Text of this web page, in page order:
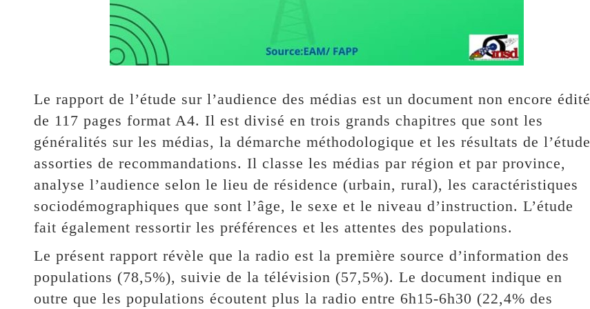
Le rapport de l’étude sur l’audience des médias est un document non encore édité
de 117 pages format A4. Il est divisé en trois grands chapitres que sont les
généralités sur les médias, la démarche méthodologique et les résultats de l’étude
assorties de recommandations. Il classe les médias par région et par province,
analyse l’audience selon le lieu de résidence (urbain, rural), les caractéristiques
sociodémographiques que sont l’âge, le sexe et le niveau d’instruction. L’étude
fait également ressortir les préférences et les attentes des populations.
Le présent rapport révèle que la radio est la première source d’information des
populations (78,5%), suivie de la télévision (57,5%). Le document indique en
outre que les populations écoutent plus la radio entre 6h15-6h30 (22,4% des